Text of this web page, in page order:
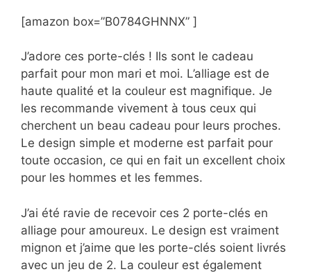
[amazon box=”B0784GHNNX” ]
J’adore ces porte-clés ! Ils sont le cadeau
parfait pour mon mari et moi. L’alliage est de
haute qualité et la couleur est magnifique. Je
les recommande vivement à tous ceux qui
cherchent un beau cadeau pour leurs proches.
Le design simple et moderne est parfait pour
toute occasion, ce qui en fait un excellent choix
pour les hommes et les femmes.
J’ai été ravie de recevoir ces 2 porte-clés en
alliage pour amoureux. Le design est vraiment
mignon et j’aime que les porte-clés soient livrés
avec un jeu de 2. La couleur est également